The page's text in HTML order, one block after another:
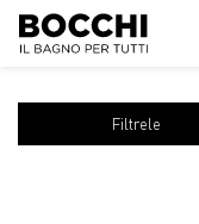
Filtrele